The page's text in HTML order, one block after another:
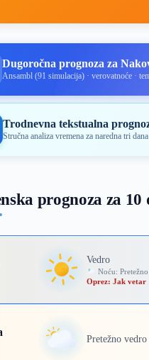
Dugoročna prognoza za
Ansambl (91 simulacija) · verovatnoće ·
Trodnevna tekstualna
Stručna analiza vremena za naredna tri dana
prognoza za 10
Vedro
Noću:
Oprez: Jak vetar
Pretežno vedro